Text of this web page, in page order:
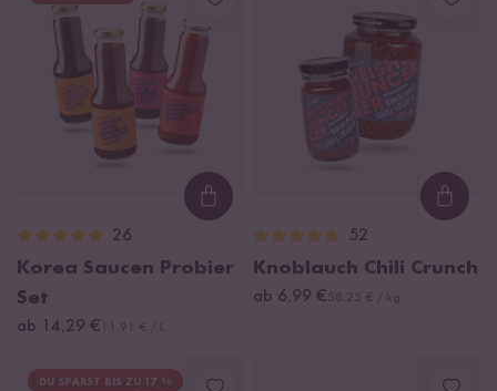
Loading...
26
Korea Saucen Probier
Set
ab 14,29 €
52
Knoblauch Chili Crunch
ab 6,99 €
DU SPARST BIS ZU 17 %